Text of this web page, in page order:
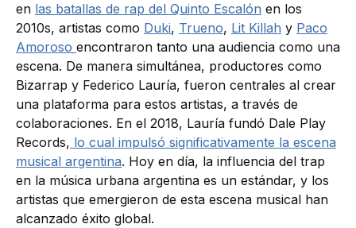
en las batallas de rap del Quinto Escalón en los
2010s, artistas como Duki, Trueno, Lit Killah y Paco
Amoroso encontraron tanto una audiencia como una
escena. De manera simultánea, productores como
Bizarrap y Federico Lauría, fueron centrales al crear
una plataforma para estos artistas, a través de
colaboraciones. En el 2018, Lauría fundó Dale Play
Records, lo cual impulsó significativamente la escena
musical argentina. Hoy en día, la influencia del trap
en la música urbana argentina es un estándar, y los
artistas que emergieron de esta escena musical han
alcanzado éxito global.